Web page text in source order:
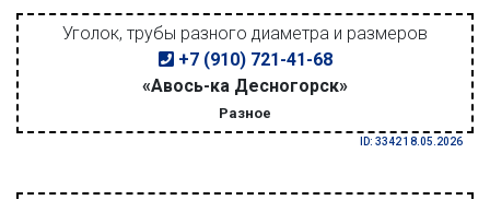
Уголок, трубы разного диаметра и размеров
+7 (910) 721-41-68
«Авось-ка Десногорск»
Разное
ID: 3342 18.05.2026